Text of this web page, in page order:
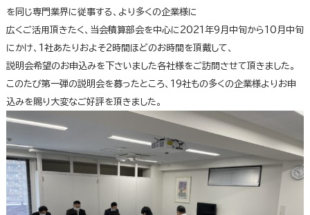
を同じ専門業界に従事する、より多くの企業様に
広くご活用頂きたく、当会積算部会を中心に2021年9月中旬から10月中旬
にかけ、1社あたりおよそ2時間ほどのお時間を頂戴して、
説明会希望のお申込みを下さいました各社様をご訪問させて頂きました。
このたび第一弾の説明会を募ったところ、19社もの多くの企業様よりお申
込みを賜り大変なご好評を頂きました。